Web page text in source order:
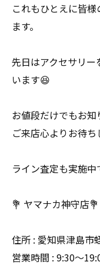
これもひとえに皆
ます。
先日はアクセサリ
います😆
お値段だけでもお
ご来店心よりお待
ライン査定も実施中
💐 ヤマナカ神守店💐
住所 : 愛知県津島市
営業時間 : 9:30〜